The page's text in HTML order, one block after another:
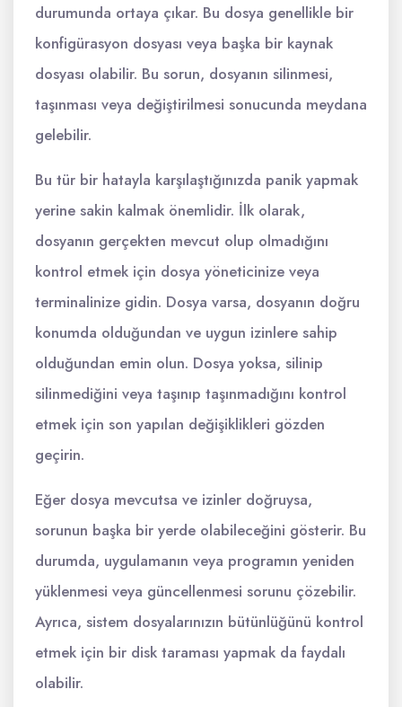
durumunda ortaya çıkar. Bu dosya genellikle bir
konfigürasyon dosyası veya başka bir kaynak
dosyası olabilir. Bu sorun, dosyanın silinmesi,
taşınması veya değiştirilmesi sonucunda meydana
gelebilir.
Bu tür bir hatayla karşılaştığınızda panik yapmak
yerine sakin kalmak önemlidir. İlk olarak,
dosyanın gerçekten mevcut olup olmadığını
kontrol etmek için dosya yöneticinize veya
terminalinize gidin. Dosya varsa, dosyanın doğru
konumda olduğundan ve uygun izinlere sahip
olduğundan emin olun. Dosya yoksa, silinip
silinmediğini veya taşınıp taşınmadığını kontrol
etmek için son yapılan değişiklikleri gözden
geçirin.
Eğer dosya mevcutsa ve izinler doğruysa,
sorunun başka bir yerde olabileceğini gösterir. Bu
durumda, uygulamanın veya programın yeniden
yüklenmesi veya güncellenmesi sorunu çözebilir.
Ayrıca, sistem dosyalarınızın bütünlüğünü kontrol
etmek için bir disk taraması yapmak da faydalı
olabilir.